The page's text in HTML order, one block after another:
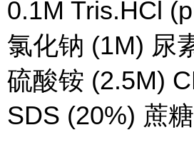
0.1M Tris.HCl
氯化钠 (1M) 尿
硫酸铵 (2.5M)
SDS (20%) 蔗